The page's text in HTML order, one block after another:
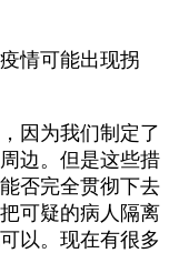
情可能出现拐
因为我们制定了
边。但是这些措
否完全贯彻下去
可疑的病人隔离
以。现在有很多